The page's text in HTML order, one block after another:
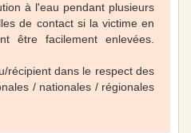
à l'eau pendant plusieurs
de contact si la victime en
être facilement enlevées.
récipient dans le respect des
/ nationales / régionales